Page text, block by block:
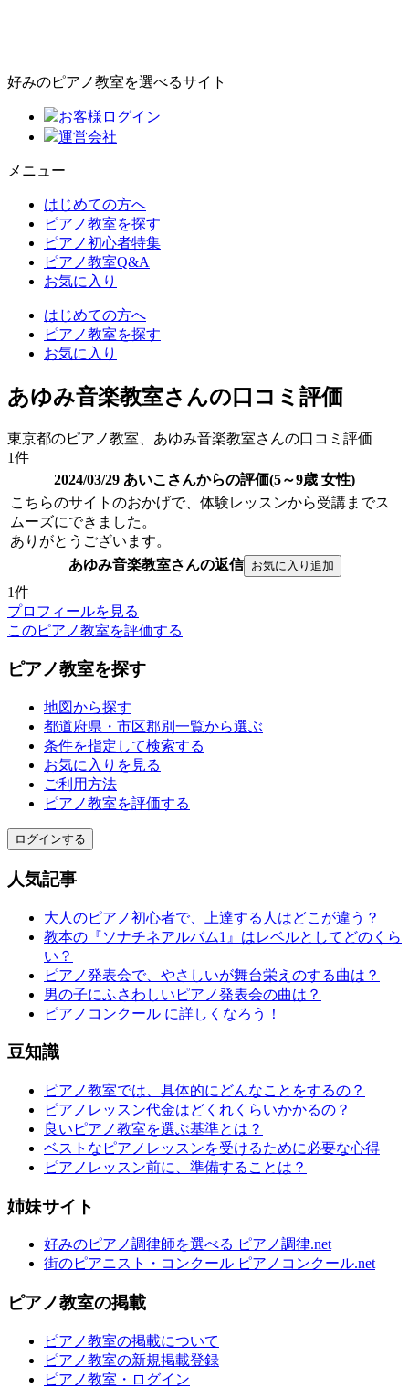
好みのピアノ教室を選べるサイト
お客様ログイン
運営会社
メニュー
はじめての方へ
ピアノ教室を探す
ピアノ初心者特集
ピアノ教室Q&A
お気に入り
はじめての方へ
ピアノ教室を探す
お気に入り
あゆみ音楽教室さんの口コミ評価
東京都のピアノ教室、あゆみ音楽教室さんの口コミ評価
1件
2024/03/29 あいこさんからの評価(5～9歳 女性)
こちらのサイトのおかげで、体験レッスンから受講までス
ムーズにできました。
ありがとうございます。
あゆみ音楽教室さんの返信
1件
プロフィールを見る
このピアノ教室を評価する
ピアノ教室を探す
地図から探す
都道府県・市区郡別一覧から選ぶ
条件を指定して検索する
お気に入りを見る
ご利用方法
ピアノ教室を評価する
ログインする
人気記事
大人のピアノ初心者で、上達する人はどこが違う？
教本の『ソナチネアルバム1』はレベルとしてどのくら
い？
ピアノ発表会で、やさしいが舞台栄えのする曲は？
男の子にふさわしいピアノ発表会の曲は？
ピアノコンクール に詳しくなろう！
豆知識
ピアノ教室では、具体的にどんなことをするの？
ピアノレッスン代金はどくれくらいかかるの？
良いピアノ教室を選ぶ基準とは？
ベストなピアノレッスンを受けるために必要な心得
ピアノレッスン前に、準備することは？
姉妹サイト
好みのピアノ調律師を選べる ピアノ調律.net
街のピアニスト・コンクール ピアノコンクール.net
ピアノ教室の掲載
ピアノ教室の掲載について
ピアノ教室の新規掲載登録
ピアノ教室・ログイン